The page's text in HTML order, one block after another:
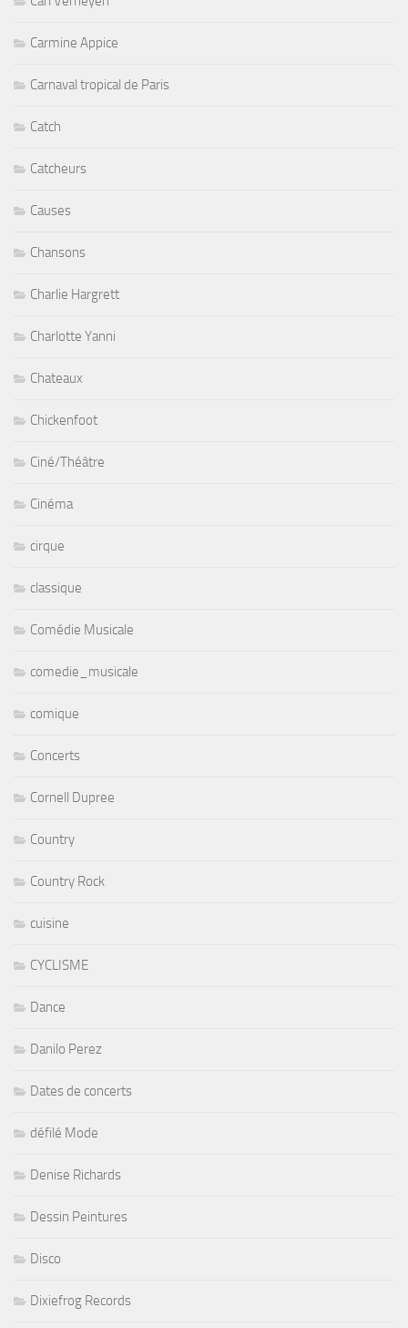
Carmine Appice
Carnaval tropical de Paris
Catch
Catcheurs
Causes
Chansons
Charlie Hargrett
Charlotte Yanni
Chateaux
Chickenfoot
Ciné/Théâtre
Cinéma
cirque
classique
Comédie Musicale
comedie_musicale
comique
Concerts
Cornell Dupree
Country
Country Rock
cuisine
CYCLISME
Dance
Danilo Perez
Dates de concerts
défilé Mode
Denise Richards
Dessin Peintures
Disco
Dixiefrog Records